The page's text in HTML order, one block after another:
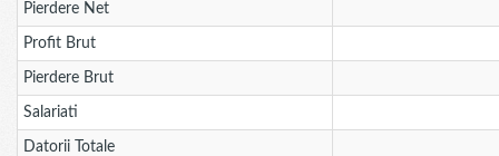
Pierdere Net
Profit Brut
Pierdere Brut
Salariati
Datorii Totale